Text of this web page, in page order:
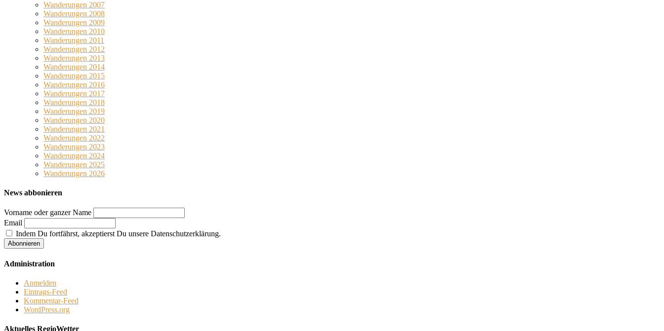
Wanderungen 2007
Wanderungen 2008
Wanderungen 2009
Wanderungen 2010
Wanderungen 2011
Wanderungen 2012
Wanderungen 2013
Wanderungen 2014
Wanderungen 2015
Wanderungen 2016
Wanderungen 2017
Wanderungen 2018
Wanderungen 2019
Wanderungen 2020
Wanderungen 2021
Wanderungen 2022
Wanderungen 2023
Wanderungen 2024
Wanderungen 2025
Wanderungen 2026
News abbonieren
Vorname oder ganzer Name
Email
Indem Du fortfährst, akzeptierst Du unsere Datenschutzerklärung.
Administration
Anmelden
Eintrags-Feed
Kommentar-Feed
WordPress.org
Aktuelles RegioWetter